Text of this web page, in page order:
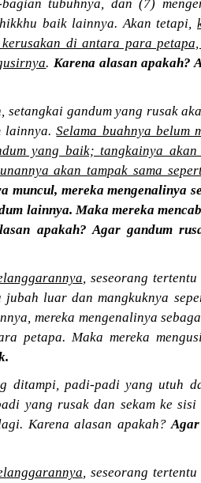
tubuhnya, dan (7)
baik lainnya. Akan tetapi,
di antara para
. Karena alasan apakah?
gandum yang rusak
lainnya.Selama buahnya belum
yang baik; tangkainya akan
akan tampak sama
muncul, mereka mengenalinya
lainnya. Maka mereka
apakah? Agar gandum
, seseorang
luar dan mangkuknya
mereka mengenalinya
petapa. Maka mereka
ditampi, padi-padi yang utuh
yang rusak dan sekam ke
Karena alasan apakah?
, seseorang